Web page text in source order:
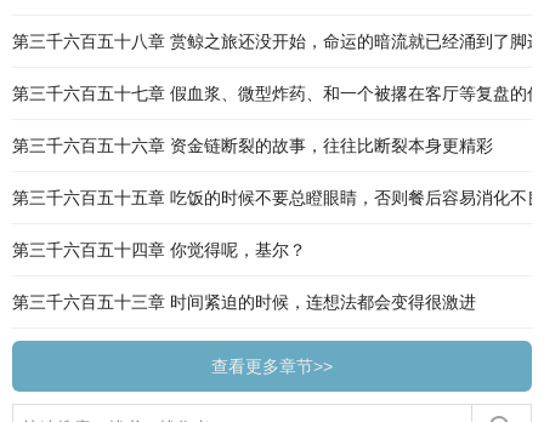
第三千六百五十八章 赏鲸之旅还没开始，命运的暗流就已经涌到了脚边
第三千六百五十七章 假血浆、微型炸药、和一个被撂在客厅等复盘的
第三千六百五十六章 资金链断裂的故事，往往比断裂本身更精彩
第三千六百五十五章 吃饭的时候不要总瞪眼睛，否则餐后容易消化不良
第三千六百五十四章 你觉得呢，基尔？
第三千六百五十三章 时间紧迫的时候，连想法都会变得很激进
查看更多章节>>